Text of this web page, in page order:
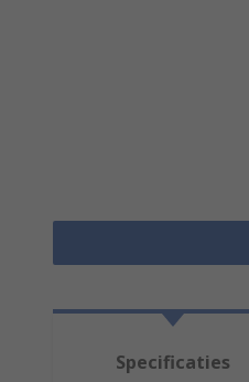
Specificaties